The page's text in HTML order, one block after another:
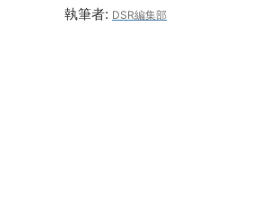
執筆者: DSR編集部